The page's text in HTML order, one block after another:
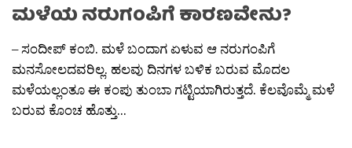
ಮಳೆಯ ನರುಗಂಪಿಗೆ ಕಾರಣವೇನು?
– ಸಂದೀಪ್ ಕಂಬಿ. ಮಳೆ ಬಂದಾಗ ಏಳುವ ಆ ನರುಗಂಪಿಗೆ
ಮನಸೋಲದವರಿಲ್ಲ. ಹಲವು ದಿನಗಳ ಬಳಿಕ ಬರುವ ಮೊದಲ
ಮಳೆಯಲ್ಲಂತೂ ಈ ಕಂಪು ತುಂಬಾ ಗಟ್ಟಿಯಾಗಿರುತ್ತದೆ. ಕೆಲವೊಮ್ಮೆ ಮಳೆ
ಬರುವ ಕೊಂಚ ಹೊತ್ತು...